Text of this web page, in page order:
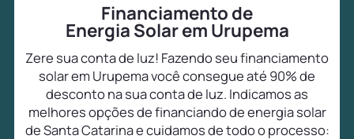
Financiamento de
Energia Solar em Urupema
Zere sua conta de luz! Fazendo seu financiamento
solar em Urupema você consegue até 90% de
desconto na sua conta de luz. Indicamos as
melhores opções de financiando de energia solar
de Santa Catarina e cuidamos de todo o processo: